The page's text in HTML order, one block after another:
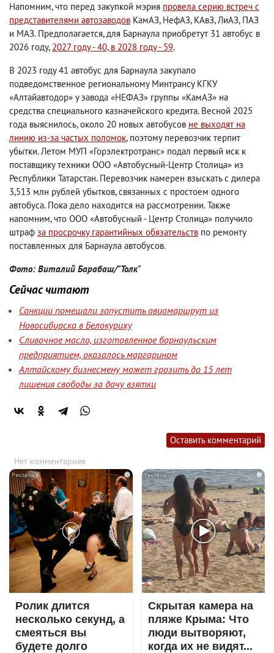
Напомним, что перед закупкой мэрия провела серию встреч с
представителями автозаводов КамАЗ, НефАЗ, КАвЗ, ЛиАЗ, ПАЗ
и МАЗ. Предполагается, для Барнаула приобретут 31 автобус в
2026 году, 2027 году - 40, в 2028 году - 59.
В 2023 году 41 автобус для Барнаула закупало
подведомственное региональному Минтрансу КГКУ
«Алтайавтодор» у завода «НЕФАЗ» группы «КамАЗ» на
средства специального казначейского кредита. Весной 2025
года выяснилось, около 20 новых автобусов не выходят на
линию из-за частых поломок, поэтому перевозчик терпит
убытки. Летом МУП «Горэлектротранс» подал первый иск к
поставщику техники ООО «Автобусный-Центр Столица» из
Республики Татарстан. Перевозчик намерен взыскать с дилера
3,513 млн рублей убытков, связанных с простоем одного
автобуса. Пока дело находится на рассмотрении. Также
напомним, что ООО «Автобусный - Центр Столица» получило
штраф за просрочку гарантийных обязательств по ремонту
поставленных для Барнаула автобусов.
Фото: Виталий Барабаш/"Толк"
Сейчас читают
Санкции помешали запустить авиамаршрут из
Новосибирска в Белокуриху
Сливочное масло, изготовленное барнаульским
предприятием, оказалось маргарином
Алтайскому бизнесмену может грозить до 15 лет
лишения свободы за дачу взятки
Оставить комментарий
Нет комментариев
i
Ролик длится
несколько секунд, а
смеяться вы
будете долго
i
Скрытая камера на
пляже Крыма: Что
люди вытворяют,
когда их не видят...